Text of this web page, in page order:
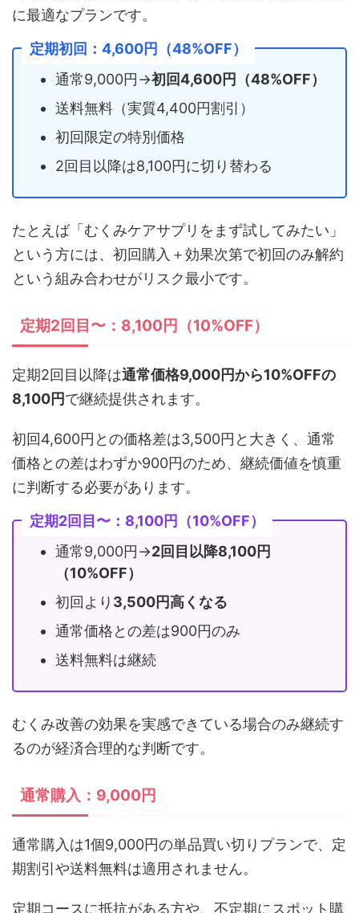
に最適なプランです。
定期初回：4,600円（48%OFF）
通常9,000円→初回4,600円（48%OFF）
送料無料（実質4,400円割引）
初回限定の特別価格
2回目以降は8,100円に切り替わる
たとえば「むくみケアサプリをまず試してみたい」
という方には、初回購入＋効果次第で初回のみ解約
という組み合わせがリスク最小です。
定期2回目〜：8,100円（10%OFF）
定期2回目以降は通常価格9,000円から10%OFFの
8,100円で継続提供されます。
初回4,600円との価格差は3,500円と大きく、通常
価格との差はわずか900円のため、継続価値を慎重
に判断する必要があります。
定期2回目〜：8,100円（10%OFF）
通常9,000円→2回目以降8,100円
（10%OFF）
初回より 3,500円高くなる
通常価格との差は900円のみ
送料無料は継続
むくみ改善の効果を実感できている場合のみ継続す
るのが経済合理的な判断です。
通常購入：9,000円
通常購入は1個9,000円の単品買い切りプランで、定
期割引や送料無料は適用されません。
定期コースに抵抗がある方や、不定期にスポット購